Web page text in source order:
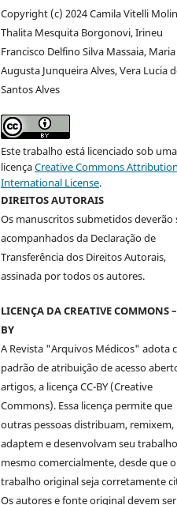
Copyright (c) 2024 Camila Vitelli
Thalita Mesquita Borgonovi, Irineu
Francisco Delfino Silva Massaia, Maria
Augusta Junqueira Alves, Vera Lucia
Santos Alves
Este trabalho está licenciado sob uma
licençaCreative Commons
International License.
DIREITOS AUTORAIS
Os manuscritos submetidos deverão
acompanhados da Declaração de
Transferência dos Direitos Autorais,
assinada por todos os autores.
LICENÇA DA CREATIVE COMMONS
BY
A Revista "Arquivos Médicos" adota
padrão de atribuição de acesso
artigos, a licença CC-BY (Creative
Commons). Essa licença permite que
outras pessoas distribuam, remixem,
adaptem e desenvolvam seu
mesmo comercialmente, desde que o
trabalho original seja corretamente
Os autores e fonte original devem ser